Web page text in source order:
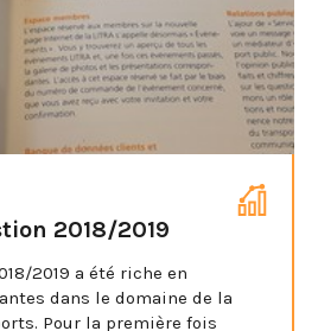
2018/2019
2019 a été riche en
dans le domaine de la
Pour la première fois